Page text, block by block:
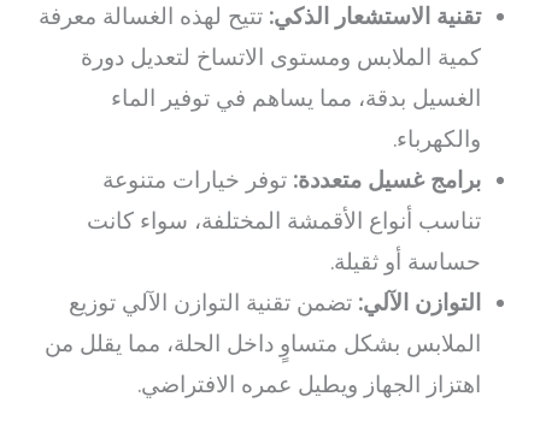
تقنية الاستشعار الذكي: تتيح لهذه الغسالة معرفة
كمية الملابس ومستوى الاتساخ لتعديل دورة
الغسيل بدقة، مما يساهم في توفير الماء
والكهرباء.
برامج غسيل متعددة: توفر خيارات متنوعة
تناسب أنواع الأقمشة المختلفة، سواء كانت
حساسة أو ثقيلة.
التوازن الآلي: تضمن تقنية التوازن الآلي توزيع
الملابس بشكل متساوٍ داخل الحلة، مما يقلل من
اهتزاز الجهاز ويطيل عمره الافتراضي.